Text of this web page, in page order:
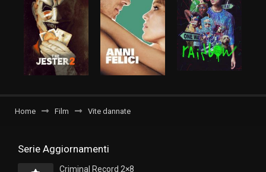
Home Film Vite dannate
Serie Aggiornamenti
Criminal Record 2×8